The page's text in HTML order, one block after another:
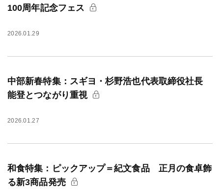
100周年記念フェス
2026.01.29
中部新春特集：スギヨ・杉野浩也代表取締役社長
能登とつながり重視
2026.01.27
和食特集：ピックアップ＝紀文食品 正月の食卓飾
る新3商品発売